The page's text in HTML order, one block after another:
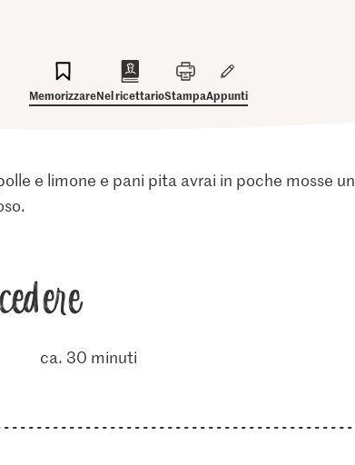
MemorizzareNel ricettarioStampaAppunti
e limone e pani pita avrai in poche mosse un
ca. 30 minuti